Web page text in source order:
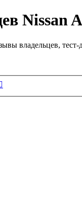
Nissan
владельцев,